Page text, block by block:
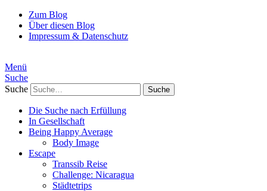
Zum Blog
Über diesen Blog
Impressum & Datenschutz
Menü
Suche
Suche
Die Suche nach Erfüllung
In Gesellschaft
Being Happy Average
Body Image
Escape
Transsib Reise
Challenge: Nicaragua
Städtetrips